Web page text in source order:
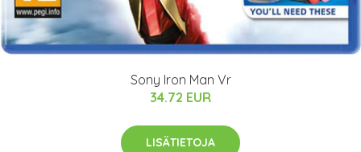
Sony Iron Man Vr
34.72 EUR
LISÄTIETOJA